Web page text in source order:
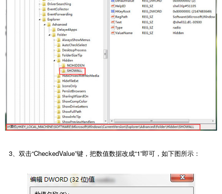
3、双击“CheckedValue”键，把数值数据改成“1”即可，如下图所示：